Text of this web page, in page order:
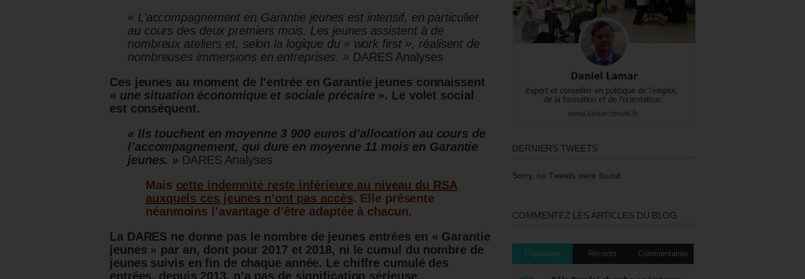
« L’accompagnement en Garantie jeunes est intensif, en particulier
au cours des deux premiers mois. Les jeunes assistent à de
nombreux ateliers et, selon la logique du « work first », réalisent de
nombreuses immersions en entreprises. » DARES Analyses
Ces jeunes au moment de l’entrée en Garantie jeunes connaissent
« une situation économique et sociale précaire ». Le volet social
est conséquent.
« Ils touchent en moyenne 3 900 euros d’allocation au cours de
l’accompagnement, qui dure en moyenne 11 mois en Garantie
jeunes. » DARES Analyses
Mais cette indemnité reste inférieure au niveau du RSA
auxquels ces jeunes n’ont pas accès. Elle présente
néanmoins l’avantage d’être adaptée à chacun.
La DARES ne donne pas le nombre de jeunes entrées en « Garantie
jeunes » par an, dont pour 2017 et 2018, ni le cumul du nombre de
jeunes suivis en fin de chaque année. Le chiffre cumulé des
entrées, depuis 2013, n’a pas de signification sérieuse.
DERNIERS TWEETS
Sorry, no Tweets were found.
COMMENTEZ LES ARTICLES DU BLOG
Populaires Récents Commentaires